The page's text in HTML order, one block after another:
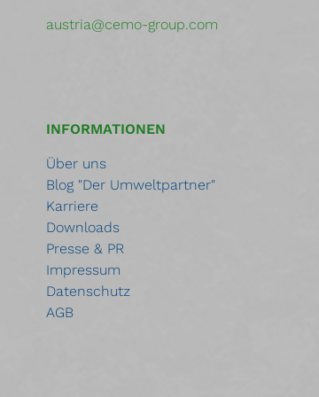
austria@cemo-group.com
INFORMATIONEN
Über uns
Blog "Der Umweltpartner"
Karriere
Downloads
Presse & PR
Impressum
Datenschutz
AGB